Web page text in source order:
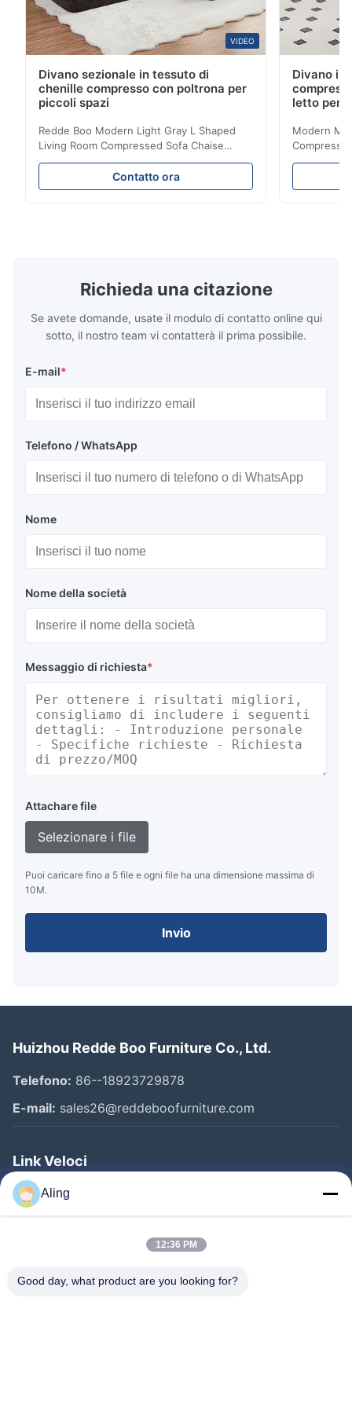
VIDEO
Divano sezionale in tessuto di
chenille compresso con poltrona per
piccoli spazi
Redde Boo Modern Light Gray L Shaped
Living Room Compressed Sofa Chaise
Lounge Product Overview High resilience
soft sectional sofa designed for small
spaces, featuring a contemporary light gray
Contatto ora
Divano in
letto per
Modern
Room
Richieda una citazione
Se avete domande, usate il modulo di contatto online qui
sotto, il nostro team vi contatterà il prima possibile.
E-mail*
Telefono / WhatsApp
Nome
Nome della società
Messaggio di richiesta*
Attachare file
Selezionare i file
Puoi caricare fino a 5 file e ogni file ha una dimensione massima di
10M.
Invio
Huizhou Redde Boo Furniture Co., Ltd.
Telefono: 86--18923729878
E-mail: sales26@reddeboofurniture.com
Link Veloci
Casa
Prodotti
Chi Siamo
Aling
12:36 PM
Good day, what product are you looking for?